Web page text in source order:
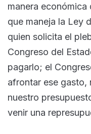
manera
que maneja la Ley
quien solicita el
Congreso del
pagarlo; el
afrontar ese gasto,
nuestro
venir una